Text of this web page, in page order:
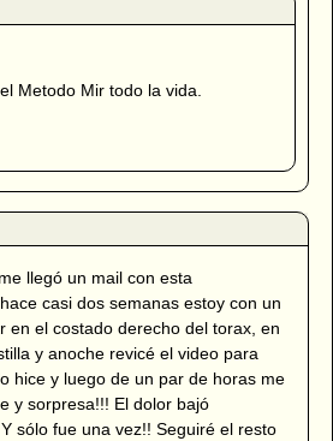
Metodo Mir todo la vida.
llegó un mail con esta
casi dos semanas estoy con un
en el costado derecho del torax, en
y anoche revicé el video para
hice y luego de un par de horas me
y sorpresa!!! El dolor bajó
sólo fue una vez!! Seguiré el resto